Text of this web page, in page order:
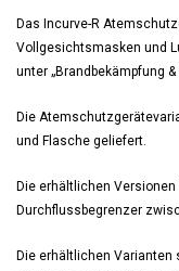
Das Incurve-R
Vollgesichtsmasken und
unter „Brandbekämpfung
Die
und Flasche geliefert.
Die erhältlichen
Durchflussbegrenzer
Die erhältlichen